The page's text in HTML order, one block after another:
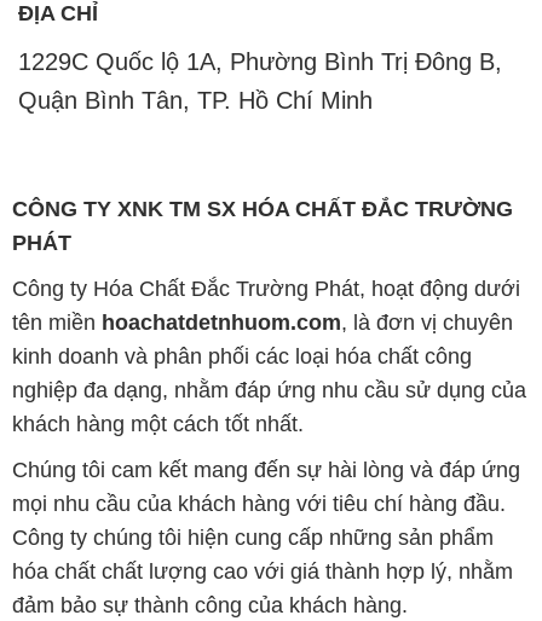
ĐỊA CHỈ
1229C Quốc lộ 1A, Phường Bình Trị Đông B,
Quận Bình Tân, TP. Hồ Chí Minh
CÔNG TY XNK TM SX HÓA CHẤT ĐẮC TRƯỜNG
PHÁT
Công ty Hóa Chất Đắc Trường Phát, hoạt động dưới
tên miền hoachatdetnhuom.com, là đơn vị chuyên
kinh doanh và phân phối các loại hóa chất công
nghiệp đa dạng, nhằm đáp ứng nhu cầu sử dụng của
khách hàng một cách tốt nhất.
Chúng tôi cam kết mang đến sự hài lòng và đáp ứng
mọi nhu cầu của khách hàng với tiêu chí hàng đầu.
Công ty chúng tôi hiện cung cấp những sản phẩm
hóa chất chất lượng cao với giá thành hợp lý, nhằm
đảm bảo sự thành công của khách hàng.